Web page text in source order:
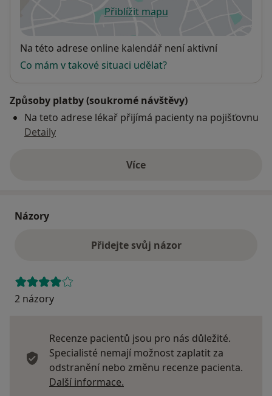
Přiblížit mapuse otevře v nové záložce
Dostupnost
Na této adrese online kalendář není aktivní
Co mám v takové situaci udělat?
Způsoby platby (soukromé návštěvy)
Na teto adrese lékař přijímá pacienty na pojišťovnu
Detaily
Víceo adrese
Názory
Přidejte svůj názor
2 názory
Recenze pacientů jsou pro nás důležité.
Specialisté nemají možnost zaplatit za
odstranění nebo změnu recenze pacienta.
Další informace.